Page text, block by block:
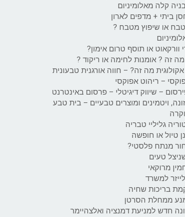
קלה מאלומיניום
ביתי + מדפים לארון
או שיפוץ מטבח ?
וורקאוט או תוסף טרום אימון?
זה ? אומנות לחימה או ריקוד ?
מה זה? – חווה אורגנית טבעונית
– ריהוט אפוקסי
– שיווק דיגיטלי – פרסום באינטרנט
ויטמינים ומוצרים טבעיים – בית טבע
גליליי טבריה
טיול או חופשה
מנתח פלסטי?
טעים
מרוקאי
למשרד
בריכות שחיה
ממחלת הסרטן
חדש למניעת דמנציה ואלצהיימר